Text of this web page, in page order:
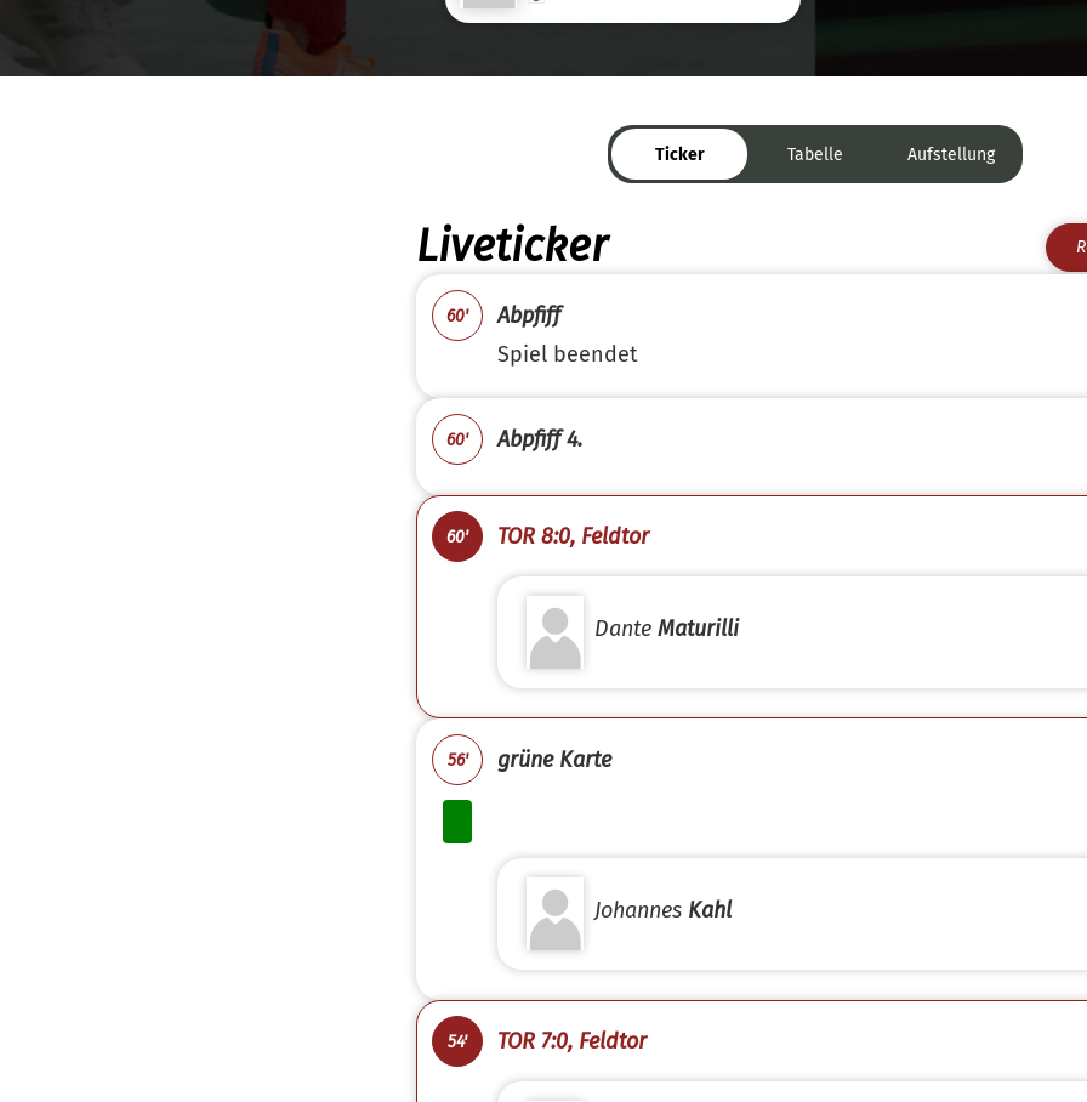
Ticker Tabelle Aufstellung
Liveticker
60'
Abpfiff
Spiel beendet
60' Abpfiff 4.
60' TOR 8:0, Feldtor
Dante Maturilli
56' grüne Karte
Johannes Kahl
54' TOR 7:0, Feldtor